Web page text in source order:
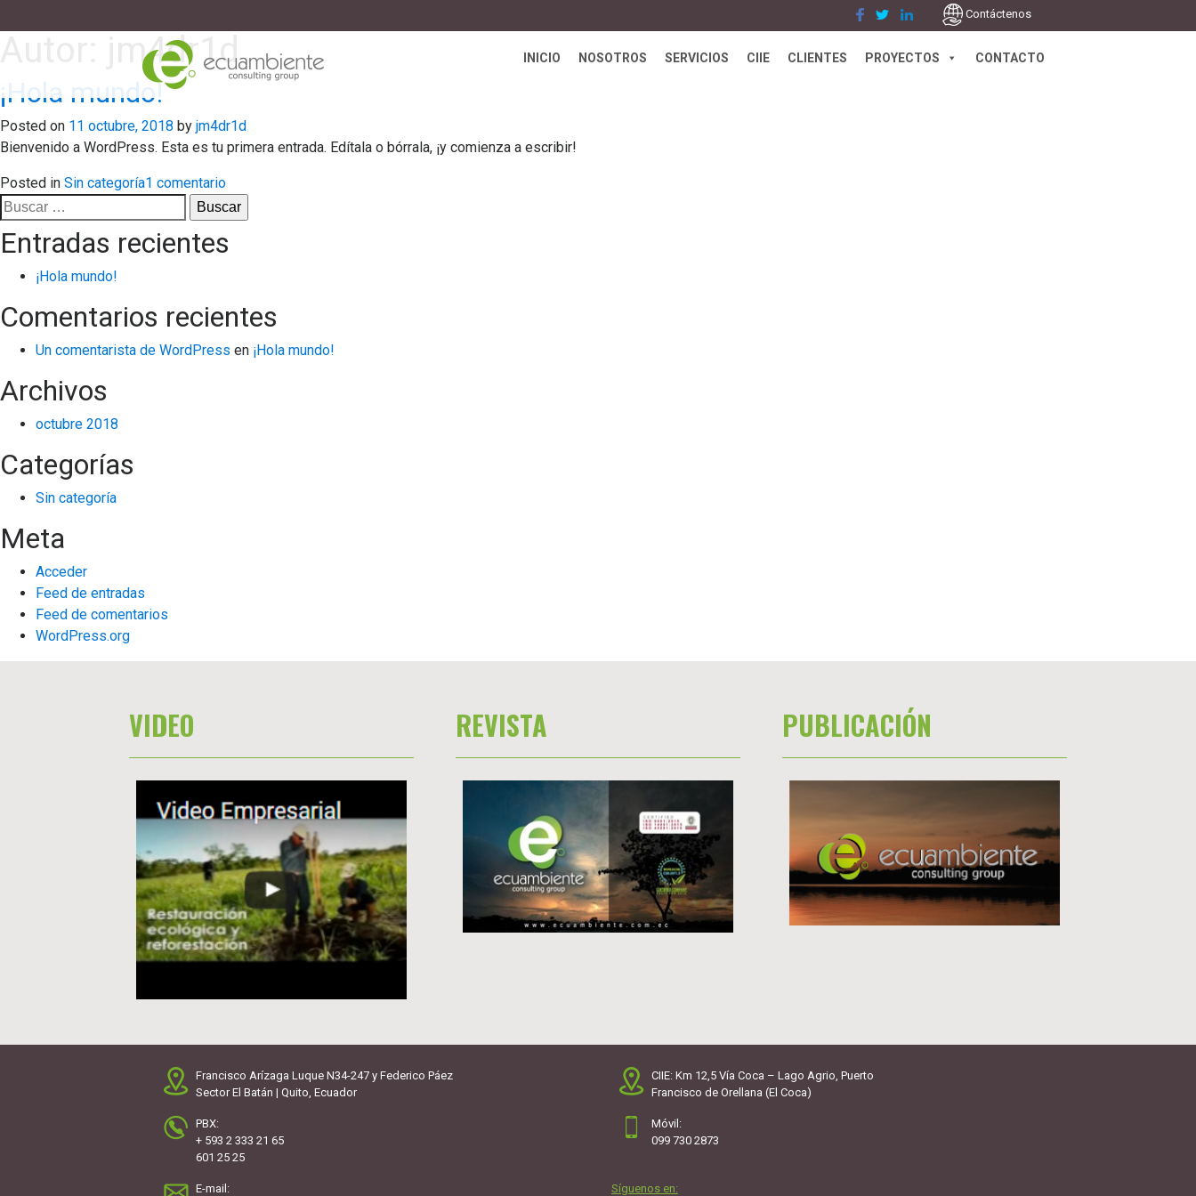
Contáctenos
ECUAMBIENTE
INICIO NOSOTROS SERVICIOS CIIE CLIENTES PROYECTOS CONTACTO
jm4dr1d
¡Hola mundo!
Posted on 11 octubre, 2018 by jm4dr1d
Bienvenido a WordPress. Esta es tu primera entrada. Edítala o bórrala, ¡y comienza a escribir!
Posted in Sin categoría1 comentarioen
¡Hola
mundo!
Buscar:
Entradas recientes
¡Hola mundo!
Comentarios recientes
Un comentarista de WordPress en ¡Hola mundo!
Archivos
octubre 2018
Categorías
Sin categoría
Meta
Acceder
Feed de entradas
Feed de comentarios
WordPress.org
VIDEO REVISTA PUBLICACIÓN
Francisco Arízaga Luque N34-247 y Federico Páez
Sector El Batán | Quito, Ecuador
CIIE: Km 12,5 Vía Coca – Lago Agrio, Puerto
Francisco de Orellana (El Coca)
PBX:
+ 593 2 333 21 65
601 25 25
Móvil:
099 730 2873
E-mail: Síguenos en: